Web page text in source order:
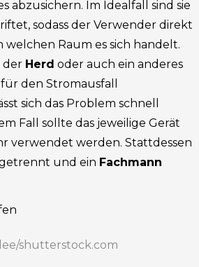
abzusichern. Im Idealfall sind sie
sodass der Verwender direkt
Raum es sich handelt.
der Herd oder auch ein anderes
den Stromausfall
sich das Problem schnell
Fall sollte das jeweilige Gerät
verwendet werden. Stattdessen
und ein Fachmann
shutterstock.com